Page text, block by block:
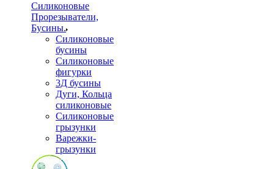
Силиконовые
Прорезыватели,
Бусины.
Силиконовые
бусины
Силиконовые
фигурки
3Д бусины
Дуги, Кольца
силиконовые
Силиконовые
грызунки
Варежки-
грызунки